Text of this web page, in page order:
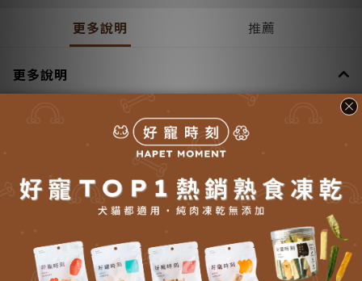
更多說明 推薦
更多說明
送貨方式 (5)